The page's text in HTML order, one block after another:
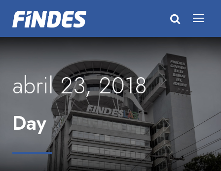
abril 23, 2018
Day